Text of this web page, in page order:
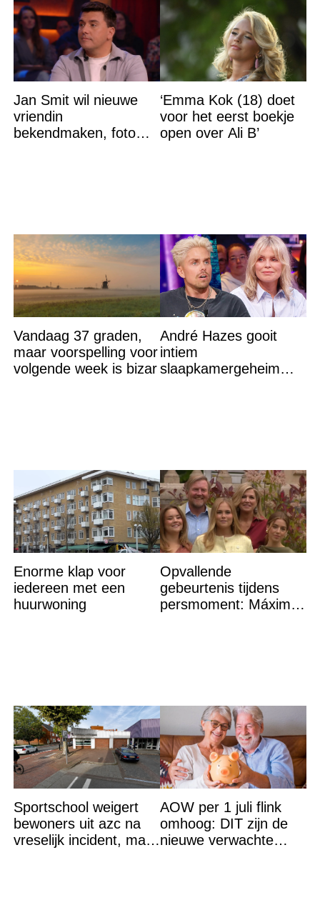
Jan Smit wil nieuwe
vriendin
bekendmaken, foto
‘Emma Kok (18) doet
voor het eerst boekje
open over Ali B’
Vandaag 37 graden,
maar voorspelling voor
volgende week is bizar
André Hazes gooit
intiem
slaapkamergeheim
Enorme klap voor
iedereen met een
huurwoning
Opvallende
gebeurtenis tijdens
persmoment: Máxima
Sportschool weigert
bewoners uit azc na
vreselijk incident, maar
AOW per 1 juli flink
omhoog: DIT zijn de
nieuwe verwachte